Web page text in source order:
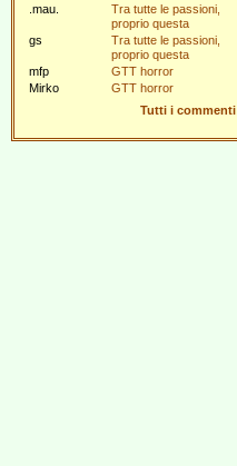
.mau.
Tra tutte le passioni,
proprio questa
gs
Tra tutte le passioni,
proprio questa
mfp
GTT horror
Mirko
GTT horror
Tutti i commenti